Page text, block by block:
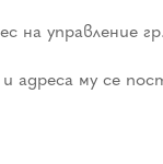
управление
адреса му се